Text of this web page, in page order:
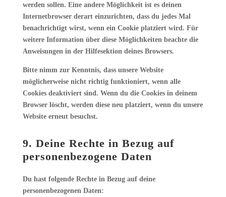
werden sollen. Eine andere Möglichkeit ist es deinen
Internetbrowser derart einzurichten, dass du jedes Mal
benachrichtigt wirst, wenn ein Cookie platziert wird. Für
weitere Information über diese Möglichkeiten beachte die
Anweisungen in der Hilfesektion deines Browsers.
Bitte nimm zur Kenntnis, dass unsere Website
möglicherweise nicht richtig funktioniert, wenn alle
Cookies deaktiviert sind. Wenn du die Cookies in deinem
Browser löscht, werden diese neu platziert, wenn du unsere
Website erneut besuchst.
9. Deine Rechte in Bezug auf
personenbezogene Daten
Du hast folgende Rechte in Bezug auf deine
personenbezogenen Daten: